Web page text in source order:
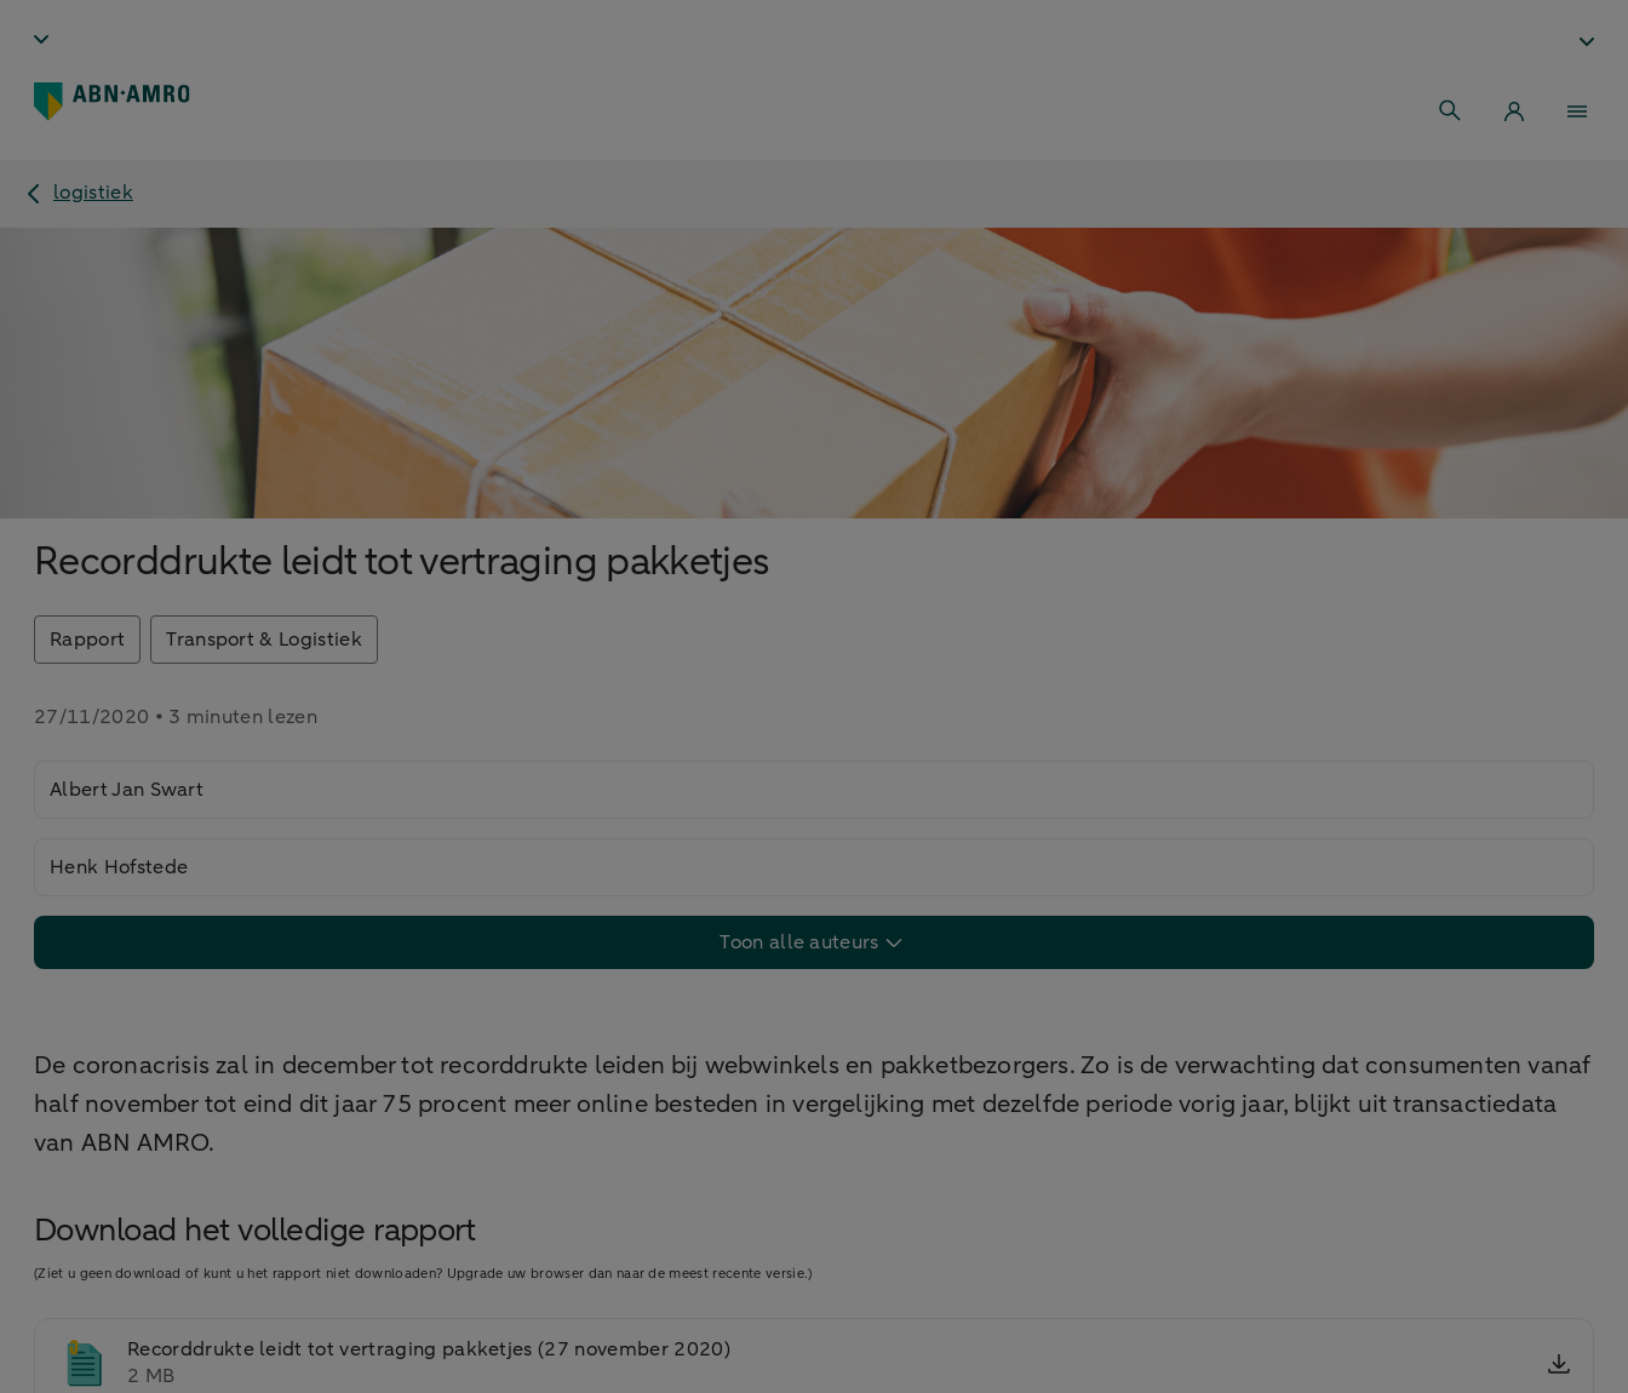
logistiek
Recorddrukte leidt tot vertraging pakketjes
Rapport Transport & Logistiek
27/11/2020 • 3 minuten lezen
Albert Jan Swart
Henk Hofstede
Toon alle auteurs
De coronacrisis zal in december tot recorddrukte leiden bij webwinkels en pakketbezorgers. Zo is de verwachting dat consumenten vanaf
half november tot eind dit jaar 75 procent meer online besteden in vergelijking met dezelfde periode vorig jaar, blijkt uit transactiedata
van ABN AMRO.
Download het volledige rapport
(Ziet u geen download of kunt u het rapport niet downloaden? Upgrade uw browser dan naar de meest recente versie.)
Recorddrukte leidt tot vertraging pakketjes (27 november 2020)
2 MB